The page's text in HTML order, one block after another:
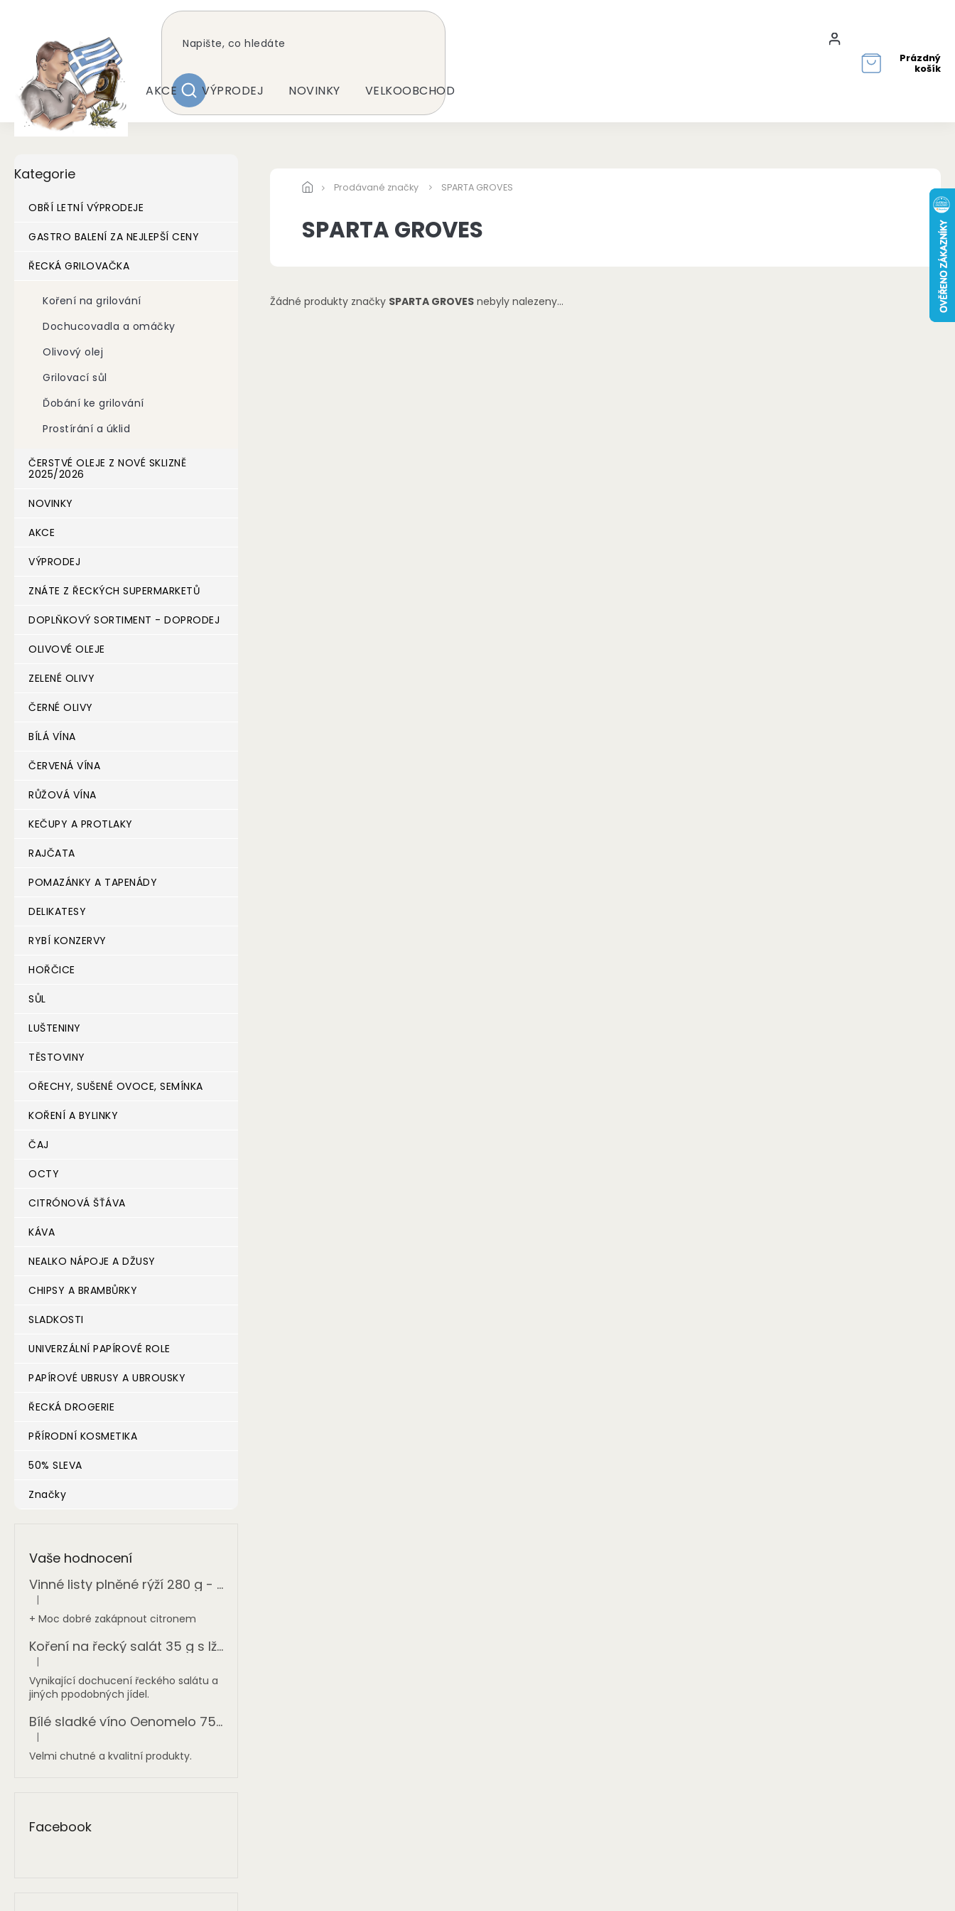
Přihlášení
HLEDAT
Prázdný
košík
AKCE VÝPRODEJ NOVINKY VELKOOBCHOD
Prodávané značky SPARTA GROVES
o
kategorie
Kategorie
OBŘÍ LETNÍ VÝPRODEJE
GASTRO BALENÍ ZA NEJLEPŠÍ CENY
ŘECKÁ GRILOVAČKA
Koření na grilování
Dochucovadla a omáčky
Olivový olej
Grilovací sůl
Ďobání ke grilování
Prostírání a úklid
ČERSTVÉ OLEJE Z NOVÉ SKLIZNĚ
2025/2026
NOVINKY
AKCE
VÝPRODEJ
ZNÁTE Z ŘECKÝCH SUPERMARKETŮ
DOPLŇKOVÝ SORTIMENT - DOPRODEJ
OLIVOVÉ OLEJE
ZELENÉ OLIVY
ČERNÉ OLIVY
BÍLÁ VÍNA
ČERVENÁ VÍNA
RŮŽOVÁ VÍNA
KEČUPY A PROTLAKY
RAJČATA
POMAZÁNKY A TAPENÁDY
DELIKATESY
RYBÍ KONZERVY
HOŘČICE
SŮL
LUŠTENINY
TĚSTOVINY
OŘECHY, SUŠENÉ OVOCE, SEMÍNKA
KOŘENÍ A BYLINKY
ČAJ
OCTY
CITRÓNOVÁ ŠŤÁVA
KÁVA
NEALKO NÁPOJE A DŽUSY
CHIPSY A BRAMBŮRKY
SLADKOSTI
UNIVERZÁLNÍ PAPÍROVÉ ROLE
PAPÍROVÉ UBRUSY A UBROUSKY
ŘECKÁ DROGERIE
PŘÍRODNÍ KOSMETIKA
50% SLEVA
Značky
Vaše hodnocení
Vinné listy plněné rýží 280 g - ONASSIS
Hodnocení produktu je 5 z 5 hvězdiček.
|
+ Moc dobré zakápnout citronem
Koření na řecký salát 35 g s lžičkou BIODINAMI
Hodnocení produktu je 5 z 5 hvězdiček.
|
Vynikající dochucení řeckého salátu a
jiných ppodobných jídel.
Bílé sladké víno Oenomelo 750 ml
Hodnocení produktu je 5 z 5 hvězdiček.
|
Velmi chutné a kvalitní produkty.
Facebook
SPARTA GROVES
Žádné produkty značky SPARTA GROVES nebyly nalezeny...